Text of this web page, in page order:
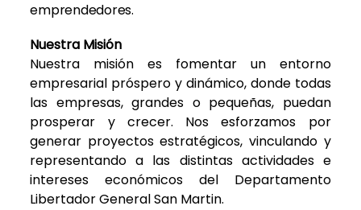
emprendedores.
Nuestra Misión
Nuestra misión es fomentar un entorno
empresarial próspero y dinámico, donde todas
las empresas, grandes o pequeñas, puedan
prosperar y crecer. Nos esforzamos por
generar proyectos estratégicos, vinculando y
representando a las distintas actividades e
intereses económicos del Departamento
Libertador General San Martin.